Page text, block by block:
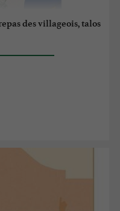
des villageois, talos